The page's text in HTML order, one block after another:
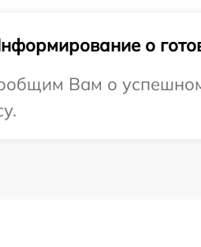
о
Вам о успешном